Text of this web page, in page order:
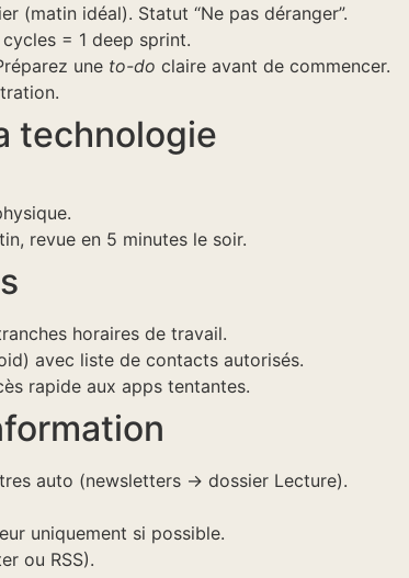
(matin idéal). Statut “Ne pas déranger”.
= 1 deep sprint.
une to-do claire avant de commencer.
technologie
revue en 5 minutes le soir.
horaires de travail.
avec liste de contacts autorisés.
rapide aux apps tentantes.
auto (newsletters → dossier Lecture).
uniquement si possible.
ou RSS).